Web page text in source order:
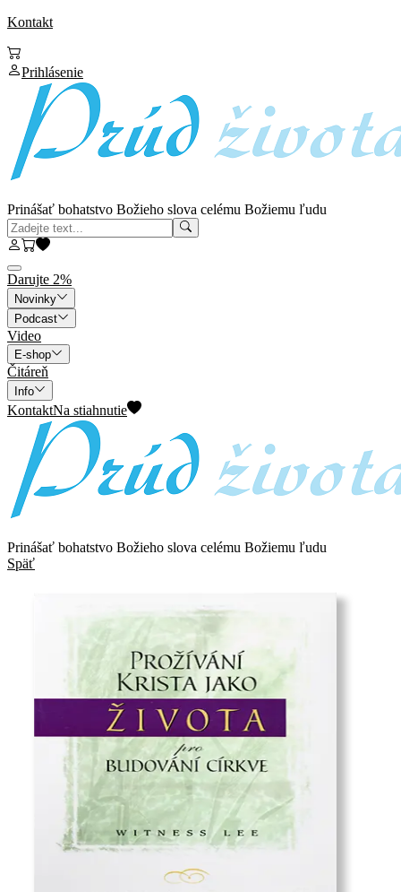
Kontakt
Prihlásenie
Prinášať bohatstvo Božieho slova celému Božiemu ľudu
Darujte 2%
Novinky
Podcast
Video
E-shop
Čitáreň
Info
KontaktNa stiahnutie
Prinášať bohatstvo Božieho slova celému Božiemu ľudu
Späť